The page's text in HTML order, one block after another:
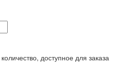
доступное для заказа